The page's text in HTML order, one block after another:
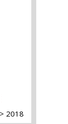
2018